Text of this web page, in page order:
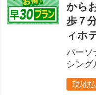
から
歩７
ィホ
パーソ
シング
現地